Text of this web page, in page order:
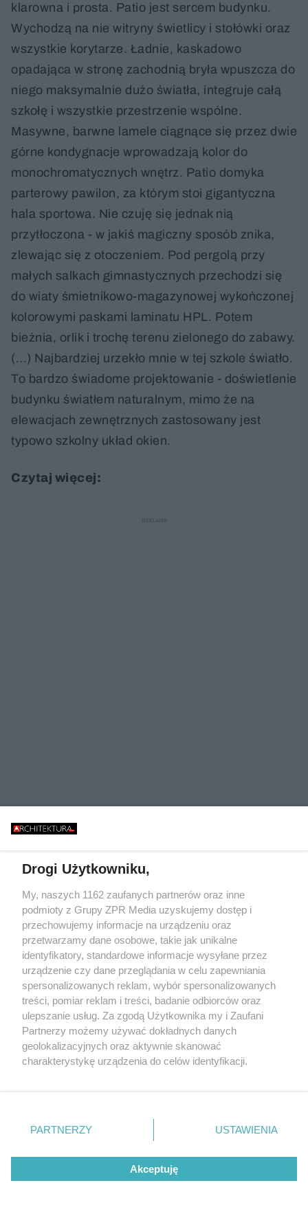
klarowna i prosta. Patio jest sercem budynku.
Wychodzą na nie witryny świetlicy i stołówki oraz
wszystkie korytarze. Ładnie, kaskadowo
opadająca w stronę zachodnią bryła wpuszcza do
niego maksymalnie dużo światła, integruje całą
szkołę i wszystkie przestrzenie wspólne.
Masywne, barwne lamele ciągnące się przez dwie
górne kondygnacje wprowadzają kolor do
monochromatycznych wnętrz. Patio domyka
parterowy pawilon, za którym stoi gigantyczna
hala sportowa. Nie czuję się jednak nią
przytłoczona - w jakiś magiczny sposób znika,
zlewając się z otoczeniem. Pod pergolą przy
małych salkach gimnastycznych przechodzi się
do wiaty śmietnikowo-magazynowej wykończonej
kolorowymi paskami laminatu HPL. Potem
bieżnia, orlik i trochę terenu zielonego do zabawy.
(...) Najbardziej urzekło mnie w tej szkole światło.
To bardzo świadome projektowanie - doświetlenie
budynku światłem naturalnym, mimo że na
elewacjach zewnętrznych zastosowany jest
typowo szkolny układ okien.
Czytaj więcej:
Nowe szkoły polskie. Pudełko w Ząbkach. Hol zalany
światłem, spokojne wnętrze, nie ma krzykliwych
barw. Realizacja biura MAMGUSTA Architekci
Drogi Użytkowniku,
My, naszych 1162 zaufanych partnerów oraz inne
podmioty z Grupy ZPR Media uzyskujemy dostęp i
przechowujemy informacje na urządzeniu oraz
przetwarzamy dane osobowe, takie jak unikalne
identyfikatory, standardowe informacje wysyłane przez
urządzenie czy dane przeglądania w celu zapewniania
spersonalizowanych reklam, wybór spersonalizowanych
treści, pomiar reklam i treści, badanie odbiorców oraz
ulepszanie usług. Za zgodą Użytkownika my i Zaufani
Partnerzy możemy używać dokładnych danych
geolokalizacyjnych oraz aktywnie skanować
charakterystykę urządzenia do celów identyfikacji.
zmienić/wycofać klikając przycisk ustawień prywatności
znajdujący się w lewym dolnym rogu strony
rodzaje przetwarzania danych nie wymagają zgody
użytkownika, ale masz prawo sprzeciwić się takiemu
przetwarzaniu. Preferencje będą miały zastosowanie tylko
PARTNERZY USTAWIENIA
Akceptuję